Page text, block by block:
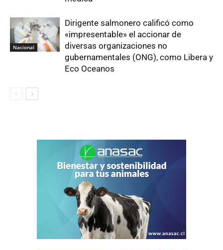
Nacional
Dirigente salmonero calificó como
«impresentable» el accionar de
diversas organizaciones no
gubernamentales (ONG), como Libera y
Eco Oceanos